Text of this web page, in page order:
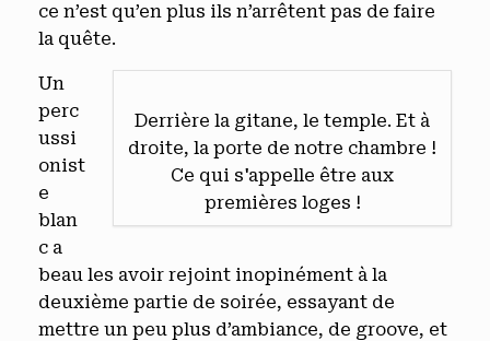
ce n’est qu’en plus ils n’arrêtent pas de faire
la quête.
Derrière la gitane, le temple. Et à
droite, la porte de notre chambre !
Ce qui s'appelle être aux
premières loges !
Un
perc
ussi
onist
e
blan
c a
beau les avoir rejoint inopinément à la
deuxième partie de soirée, essayant de
mettre un peu plus d’ambiance, de groove, et